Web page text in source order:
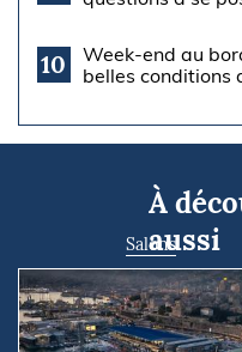
10
Week-end au
belles conditions
À
aussi
Salons